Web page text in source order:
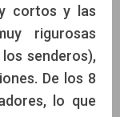
cortos y las
rigurosas
senderos),
De los 8
lo que